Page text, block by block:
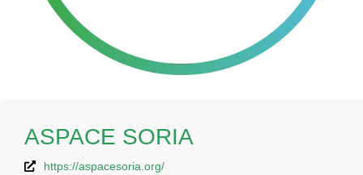
ASPACE SORIA
https://aspacesoria.org/